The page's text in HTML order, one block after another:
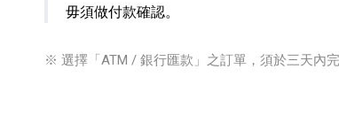
毋須做付款確認。
※ 選擇「ATM / 銀行匯款」之訂單，須於三天內